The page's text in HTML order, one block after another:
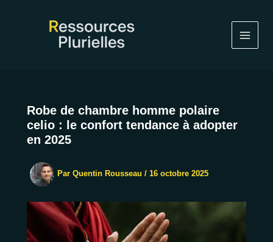
Robe de chambre homme polaire
celio : le confort tendance à adopter
en 2025
Par Quentin Rousseau / 16 octobre 2025